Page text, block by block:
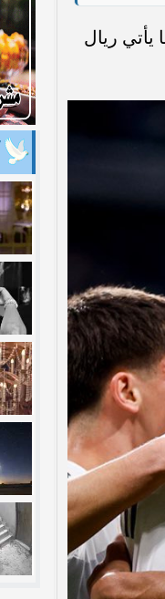
57 نقطة من 23 مباراة، بينما يأتي ريال